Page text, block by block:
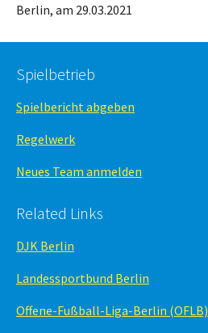
Berlin, am 29.03.2021
Spielbetrieb
Spielbericht abgeben
Regelwerk
Neues Team anmelden
Related Links
DJK Berlin
Landessportbund Berlin
Offene-Fußball-Liga-Berlin (OFLB)